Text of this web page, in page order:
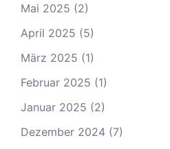
Mai 2025 (2)
April 2025 (5)
März 2025 (1)
Februar 2025 (1)
Januar 2025 (2)
Dezember 2024 (7)